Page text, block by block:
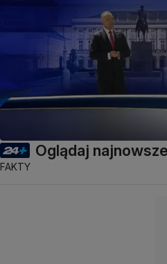
Oglądaj
FAKTY